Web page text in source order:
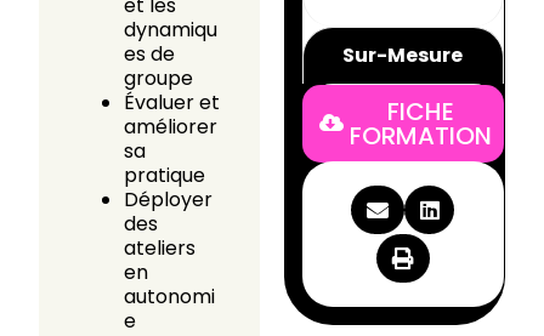
dynamiqu
es de
groupe
Évaluer et
améliorer
sa
pratique
Déployer
des
ateliers
en
autonomi
e
Sur-Mesure
FICHE
FORMATION